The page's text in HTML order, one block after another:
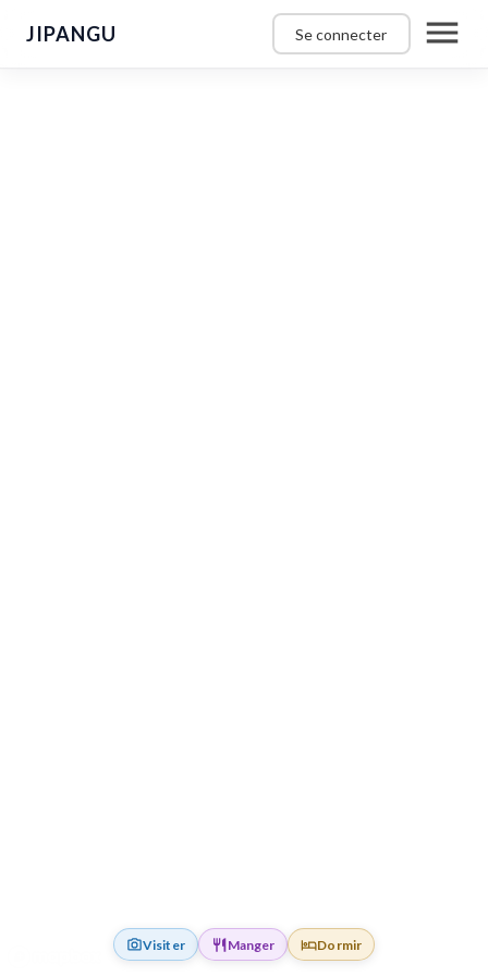
JIPANGU Se connecter
Visiter Manger Dormir